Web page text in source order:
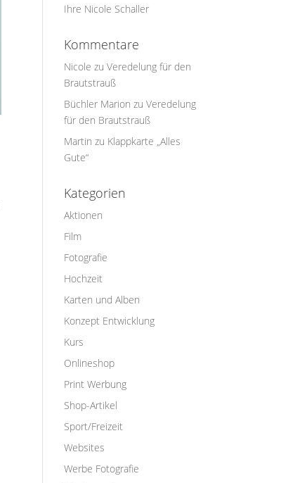
Ihre Nicole Schaller
Kommentare
Nicole zuVeredelung für den
Brautstrauß
Büchler Marion zuVeredelung
für den Brautstrauß
Martin zu Klappkarte „Alles
Gute“
Kategorien
Aktionen
Film
Fotografie
Hochzeit
Karten und Alben
Konzept Entwicklung
Kurs
Onlineshop
Print Werbung
Shop-Artikel
Sport/Freizeit
Websites
Werbe Fotografie